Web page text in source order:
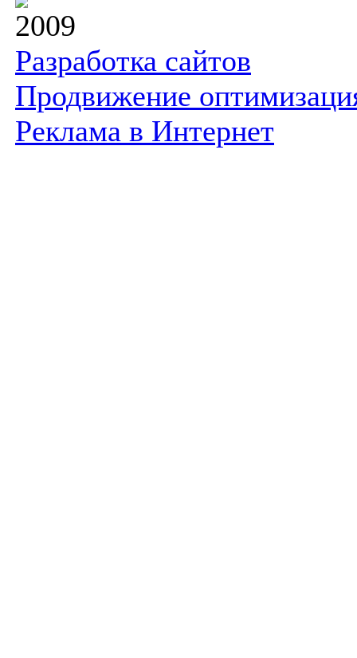
2009
Разработка сайтов
Продвижение
Реклама в Интернет